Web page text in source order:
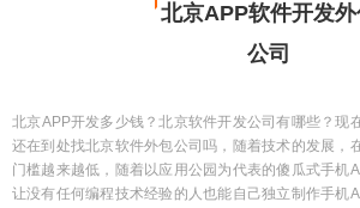
北京APP软件开发外
公司
北京APP开发多少钱？北京软件开发公司有哪些？现
还在到处找北京软件外包公司吗，随着技术的发展，
门槛越来越低，随着以应用公园为代表的傻瓜式手机
让没有任何编程技术经验的人也能自己独立制作手机